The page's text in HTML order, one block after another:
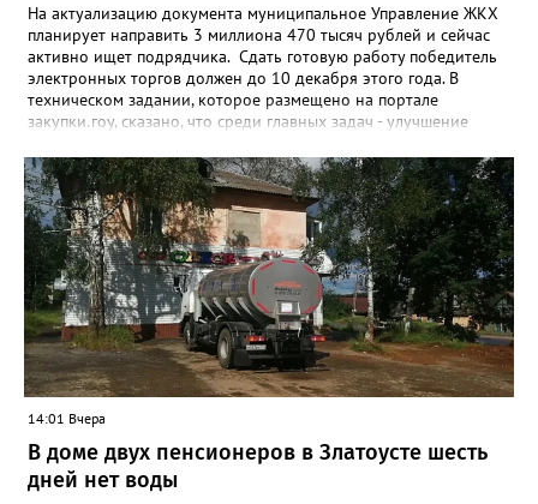
На актуализацию документа муниципальное Управление ЖКХ
планирует направить 3 миллиона 470 тысяч рублей и сейчас
активно ищет подрядчика. Сдать готовую работу победитель
электронных торгов должен до 10 декабря этого года. В
техническом задании, которое размещено на портале
закупки.гоу, сказано, что среди главных задач - улучшение
повышение энергоэффективности систем. Кроме электронных
схем, исполнителю нужно разработать предложения по
строительству и реконструкции водоснабжения и канализации,
оценив размер вложений, а также представить перечень
бесхозных объектов и возможные сценарии развития этой
сферы городского хозяйства. В июне 2025 года
«Златоуст.инфо» сообщал о подобных торгах. Тогда цена
вопроса была почти в три раза выше - 9 миллионов 13 тысяч
486 рублей, а в списке работ была разработка электронной
системы ливнёвок.
14:01 Вчера
В доме двух пенсионеров в Златоусте шесть
дней нет воды